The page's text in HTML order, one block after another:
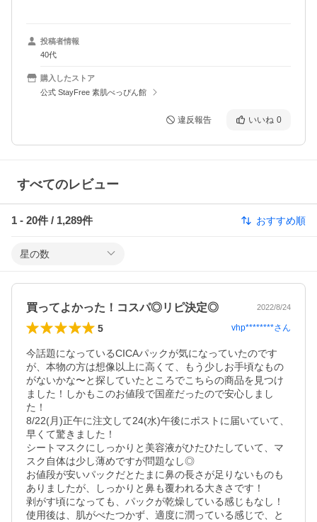
投稿者情報
40代
購入したストア
公式 StayFree 素肌べっぴん館
違反報告 いいね 0
すべてのレビュー
1 - 20件 / 1,289件 おすすめ順
星の数
買ってよかった！コスパ◎リピ決定◎ 2022/8/24
5 vhp********さん
今話題になっているCICAパックが気になっていたのです
が、本物の方は想像以上に高くて、もう少しお手頃なもの
がないかな〜と探していたところでこちらの商品を見つけ
ました！しかもこのお値段で国産だったので安心しまし
た！
8/22(月)正午に注文して24(水)午後にポストに届いていて、
早くて驚きました！
シートマスクにしっかりと美容液がひたひたしていて、マ
スク自体は少し薄めですが問題なし◎
お値段が安いパックだとたまに鼻の長さが足りないものも
ありましたが、しっかりと鼻も覆われる大きさです！
剥がす頃になっても、パックが乾燥している感じもなし！
使用後は、肌がべたつかず、適度に潤っている感じで、と